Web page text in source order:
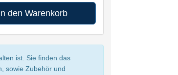
den Warenkorb
ist. Sie finden das
sowie Zubehör und